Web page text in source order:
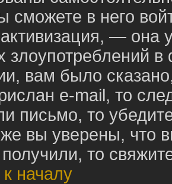
сможете в него
активизация, — она
злоупотреблений
вам было
e-mail, то
письмо, то
вы уверены, что
то
началу